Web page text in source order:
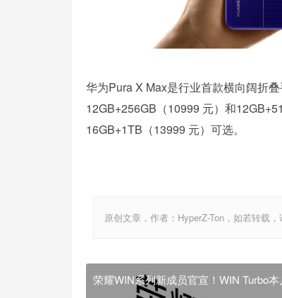
华为Pura X Max是行业首款横向阔折
12GB+256GB（10999 元）和
16GB+1TB（13999 元）可选。
原创文章，作者：HyperZ-Ton，如若转载
荣耀WIN系列新成员官宣！WIN Turbo